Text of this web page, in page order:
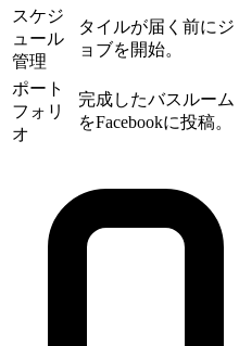
スケジ
ュール
管理
タイルが届く前にジ
ョブを開始。
ポート
フォリ
オ
完成したバスルーム
をFacebookに投稿。